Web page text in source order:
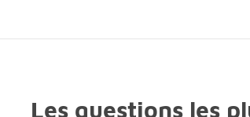
Les questions les